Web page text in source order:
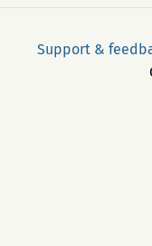
Support &